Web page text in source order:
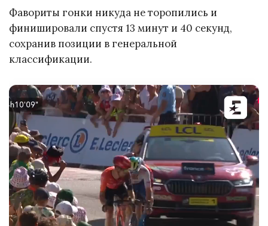
Фавориты гонки никуда не торопились и
финишировали спустя 13 минут и 40 секунд,
сохранив позиции в генеральной
классификации.